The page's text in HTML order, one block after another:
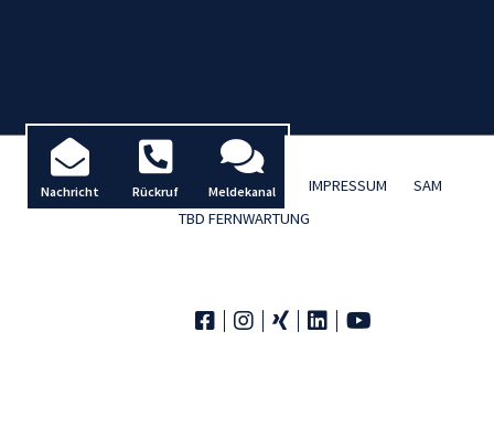
Nachricht Rückruf Meldekanal
AKTUELLES / BLOG DATENSCHUTZ IMPRESSUM
SAM
TBD FERNWARTUNG